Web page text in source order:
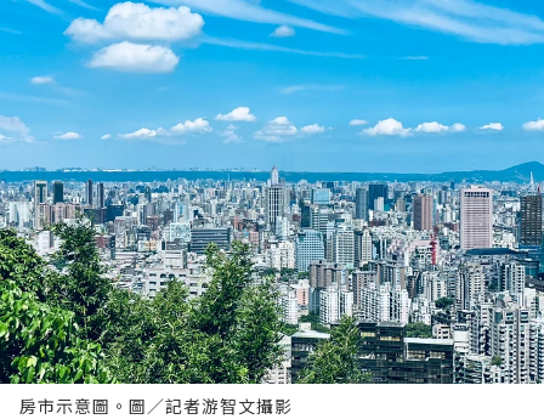
房市示意圖。圖／記者游智文攝影